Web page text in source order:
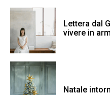
Lettera dal
vivere in
Natale